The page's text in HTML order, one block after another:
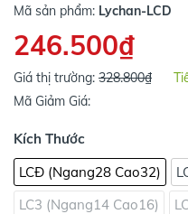
Mã sản phẩm: Lychan-LCD
246.500₫
Giá thị trường: 328.800₫
Mã Giảm Giá:
Kích Thước
LCĐ (Ngang28 Cao32)
LC3 (Ngang14 Cao16)